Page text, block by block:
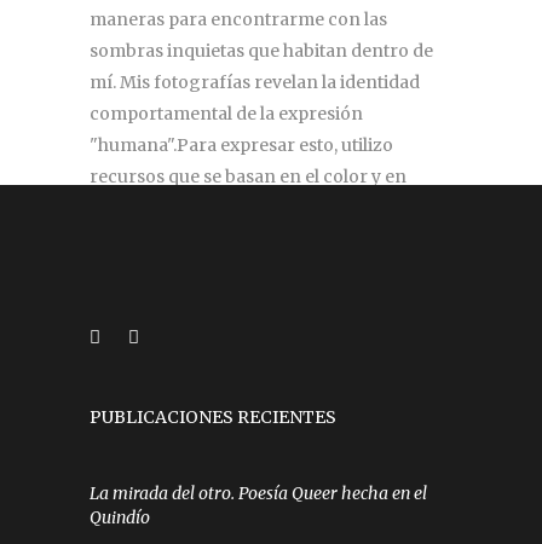
maneras para encontrarme con las
sombras inquietas que habitan dentro de
mí. Mis fotografías revelan la identidad
comportamental de la expresión
"humana".Para expresar esto, utilizo
recursos que se basan en el color y en
PUBLICACIONES RECIENTES
La mirada del otro. Poesía Queer hecha en el
Quindío